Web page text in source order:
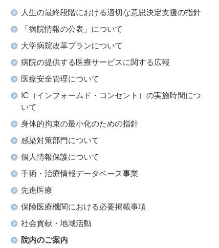
人生の最終段階における適切な意思決定支援の指針
「病院情報の公表」について
大学病院改革プランについて
病院の提供する医療サービスに関する広報
医療安全管理について
IC（インフォームド・コンセント）の実施時間につ
いて
身体的拘束の最小化のための指針
感染対策部門について
個人情報保護について
手術・治療情報データベース事業
先進医療
保険医療機関における必要掲載事項
社会貢献・地域活動
院内のご案内